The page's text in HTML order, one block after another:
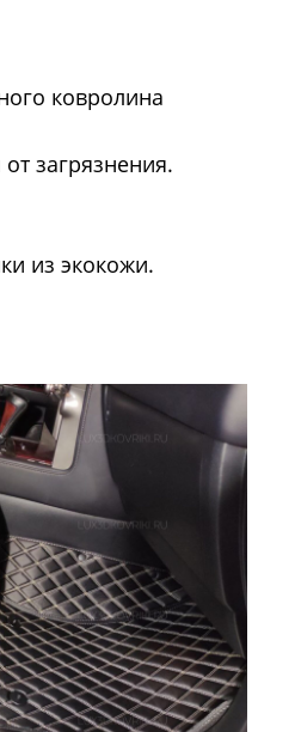
ковролина
загрязнения.
из экокожи.